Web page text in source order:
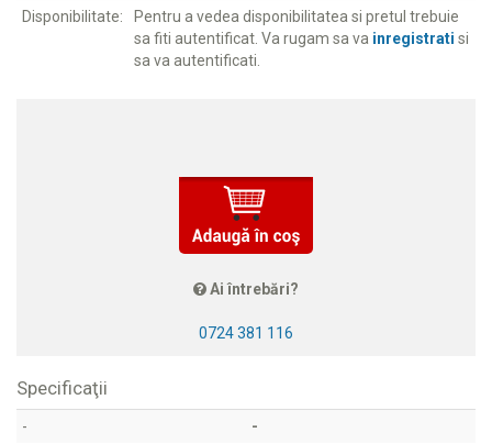
Disponibilitate:
Pentru a vedea disponibilitatea si pretul trebuie
sa fiti autentificat. Va rugam sa va inregistrati si
sa va autentificati.
Ai întrebări?
0724 381 116
Specificaţii
- -